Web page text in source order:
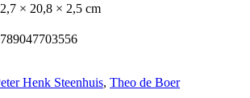
× 20,8 × 2,5 cm
Henk Steenhuis, Theo de Boer